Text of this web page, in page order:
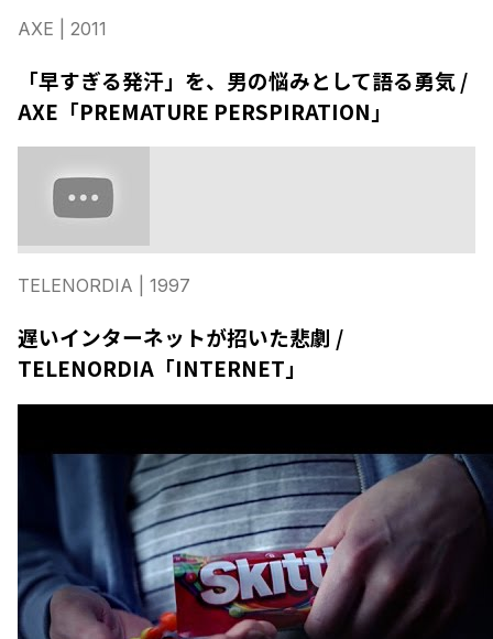
AXE | 2011
「早すぎる発汗」を、男の悩みとして語る勇気 /
AXE「PREMATURE PERSPIRATION」
TELENORDIA | 1997
遅いインターネットが招いた悲劇 /
TELENORDIA「INTERNET」